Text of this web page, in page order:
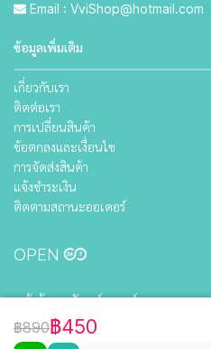
฿890฿450
Email : VviShop@hotmail.com
ข้อมูลเพิ่มเติม
เกี่ยวกับเรา
ติดต่อเรา
การเปลี่ยนสินค้า
ข้อตกลงและเงื่อนไข
การจัดส่งสินค้า
แจ้งชำระเงิน
ติดตามสถานะออเดอร์
OPEN
หน้าร้าน : จันทร์ - เสาร์
10.00 น. - 21.00 น.
(หยุดวันอาทิตย์)